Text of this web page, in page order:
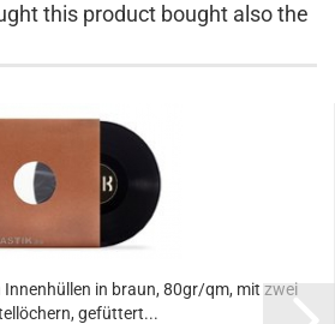
this product bought also the
in braun, 80gr/qm, mit zwei
gefüttert...